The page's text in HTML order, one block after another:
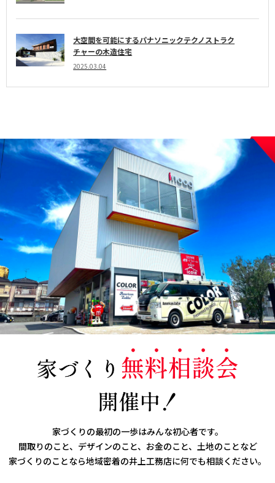
大空間を可能にするパナソニックテクノストラク
チャーの木造住宅
2025.03.04
家づくりの最初の一歩はみんな初心者です。
間取りのこと、デザインのこと、お金のこと、土地のことなど
家づくりのことなら地域密着の井上工務店に何でも相談ください。